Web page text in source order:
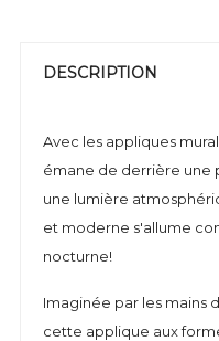
DESCRIPTION
Avec les appliques
émane de derrière une
une lumière
et moderne s'allume
nocturne!
Imaginée par les mains
cette applique aux